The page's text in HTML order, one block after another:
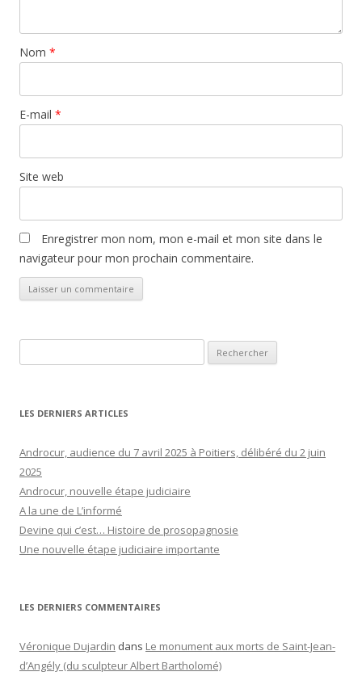
Nom *
E-mail *
Site web
Enregistrer mon nom, mon e-mail et mon site dans le
navigateur pour mon prochain commentaire.
LES DERNIERS ARTICLES
Androcur, audience du 7 avril 2025 à Poitiers, délibéré du 2 juin
2025
Androcur, nouvelle étape judiciaire
A la une de L’informé
Devine qui c’est… Histoire de prosopagnosie
Une nouvelle étape judiciaire importante
LES DERNIERS COMMENTAIRES
Véronique Dujardin dans Le monument aux morts de Saint-Jean-
d’Angély (du sculpteur Albert Bartholomé)